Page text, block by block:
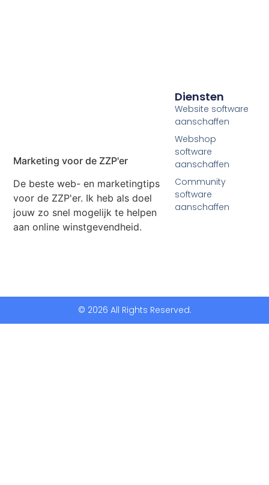
Marketing voor de ZZP'er
De beste web- en marketingtips
voor de ZZP'er. Ik heb als doel
jouw zo snel mogelijk te helpen
aan online winstgevendheid.
Diensten
Website software
aanschaffen
Webshop
software
aanschaffen
Community
software
aanschaffen
© 2026 All Rights Reserved.